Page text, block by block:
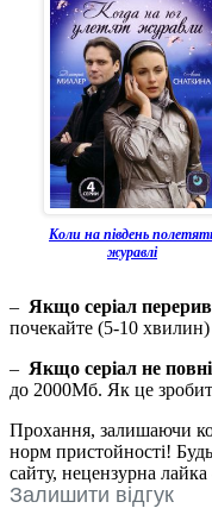
Коли на південь
журавлі
– Якщо серіал
почекайте (5-10 хвилин)
– Якщо серіал не
до 2000Мб. Як це
Прохання, залишаючи
норм пристойності!
сайту, нецензурна